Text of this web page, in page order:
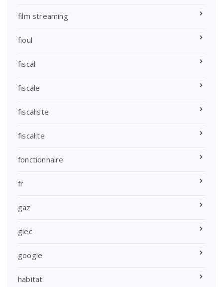
film streaming
fioul
fiscal
fiscale
fiscaliste
fiscalite
fonctionnaire
fr
gaz
giec
google
habitat